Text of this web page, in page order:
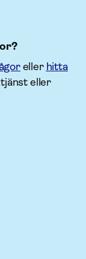
eller hitta
eller